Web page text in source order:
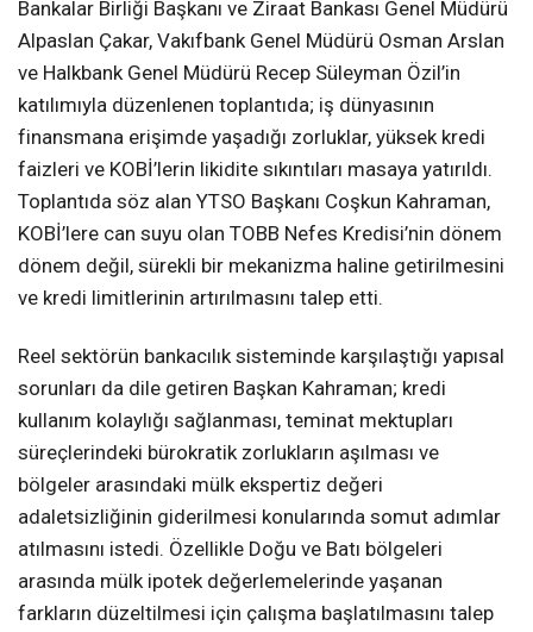
Bankalar Birliği Başkanı ve Ziraat Bankası Genel Müdürü
Alpaslan Çakar, Vakıfbank Genel Müdürü Osman Arslan
ve Halkbank Genel Müdürü Recep Süleyman Özil’in
katılımıyla düzenlenen toplantıda; iş dünyasının
finansmana erişimde yaşadığı zorluklar, yüksek kredi
faizleri ve KOBİ’lerin likidite sıkıntıları masaya yatırıldı.
Toplantıda söz alan YTSO Başkanı Coşkun Kahraman,
KOBİ’lere can suyu olan TOBB Nefes Kredisi’nin dönem
dönem değil, sürekli bir mekanizma haline getirilmesini
ve kredi limitlerinin artırılmasını talep etti.
Reel sektörün bankacılık sisteminde karşılaştığı yapısal
sorunları da dile getiren Başkan Kahraman; kredi
kullanım kolaylığı sağlanması, teminat mektupları
süreçlerindeki bürokratik zorlukların aşılması ve
bölgeler arasındaki mülk ekspertiz değeri
adaletsizliğinin giderilmesi konularında somut adımlar
atılmasını istedi. Özellikle Doğu ve Batı bölgeleri
arasında mülk ipotek değerlemelerinde yaşanan
farkların düzeltilmesi için çalışma başlatılmasını talep